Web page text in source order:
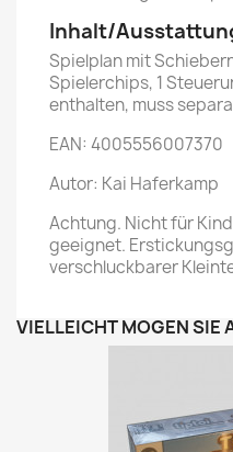
Inhalt/
Spielplan mit
Spielerchips, 1
enthalten, muss
EAN: 4005556007370
Autor: Kai Haferkamp
Achtung. Nicht für
geeignet.
verschluckbarer
VIELLEICHT MÖGEN SIE